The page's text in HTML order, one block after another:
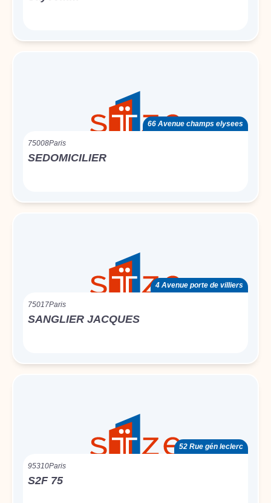
66 Avenue champs elysees
75008Paris
SEDOMICILIER
4 Avenue porte de villiers
75017Paris
SANGLIER JACQUES
52 Rue gén leclerc
95310Paris
S2F 75